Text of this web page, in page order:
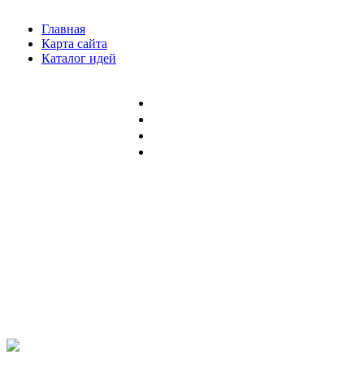
Главная
Карта сайта
Каталог идей